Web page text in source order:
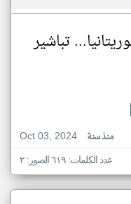
تباشير
Oct 03, 2024
منذ سنة
عدد الكلمات: ٦١٩ الصور: ٢